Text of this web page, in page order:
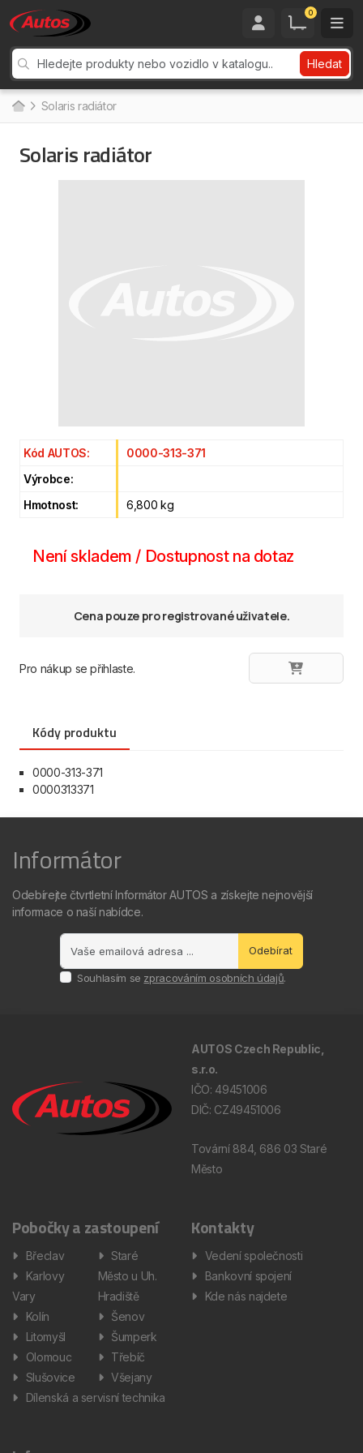
0
Hledat
Solaris radiátor
Solaris radiátor
Kód AUTOS:
0000-313-371
Výrobce:
Hmotnost:
6,800 kg
Není skladem / Dostupnost na dotaz
Cena pouze pro registrované uživatele.
Pro nákup se přihlaste.
Kódy produktu
0000-313-371
0000313371
Informátor
Odebírejte čtvrtletní Informátor AUTOS a získejte nejnovější
informace o naší nabídce.
Odebírat
Souhlasím se zpracováním osobních údajů.
AUTOS Czech Republic,
s.r.o.
IČO: 49451006
DIČ: CZ49451006
Tovární 884, 686 03 Staré
Město
Pobočky a zastoupení
Břeclav
Karlovy
Vary
Kolín
Litomyšl
Olomouc
Slušovice
Staré
Město u Uh.
Hradiště
Šenov
Šumperk
Třebíč
Všejany
Dílenská a servisní technika
Kontakty
Vedení společnosti
Bankovní spojení
Kde nás najdete